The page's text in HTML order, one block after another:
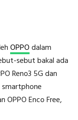
OPPOdalam
sebut bakal ada
Reno3 5G dan
smartphone
OPPO Enco Free,